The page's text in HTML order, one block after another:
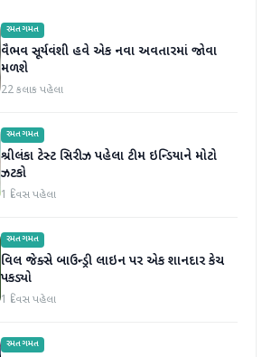
રમતગમત
વૈભવ સૂર્યવંશી હવે એક નવા અવતારમાં જોવા
મળશે
22 કલાક પહેલા
રમતગમત
શ્રીલંકા ટેસ્ટ સિરીઝ પહેલા ટીમ ઇન્ડિયાને મોટો
ઝટકો
1 દિવસ પહેલા
રમતગમત
વિલ જેક્સે બાઉન્ડ્રી લાઇન પર એક શાનદાર કેચ
પકડ્યો
1 દિવસ પહેલા
રમતગમત